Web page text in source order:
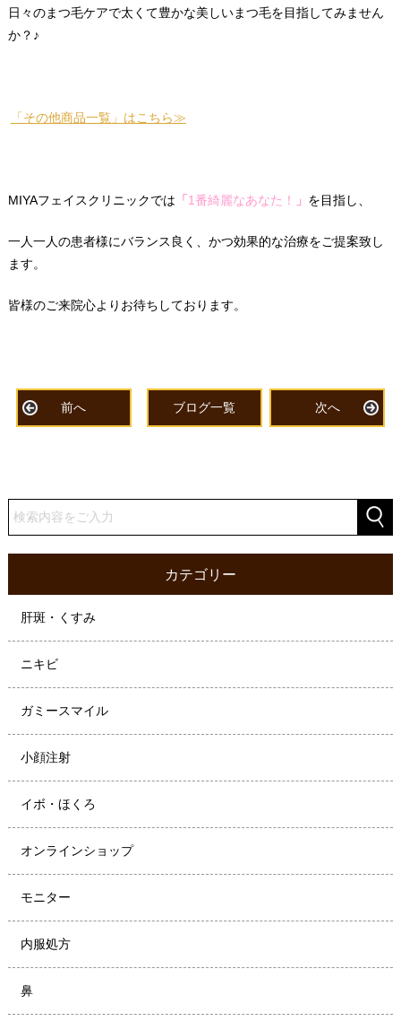
日々のまつ毛ケアで太くて豊かな美しいまつ毛を目指してみません
か？♪
「その他商品一覧」はこちら≫
MIYAフェイスクリニックでは 「 1番綺麗なあなた！ 」 を目指し、
一人一人の患者様にバランス良く、かつ効果的な治療をご提案致し
ます。
皆様のご来院心よりお待ちしております。
前へ ブログ一覧 次へ
カテゴリー
肝斑・くすみ
ニキビ
ガミースマイル
小顔注射
イボ・ほくろ
オンラインショップ
モニター
内服処方
鼻